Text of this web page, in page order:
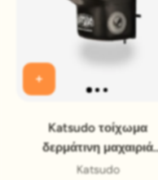
Katsudo τοίχωμα
δερμάτινη μαχαιριά
μαξιλάρι Pacton, μαύρο
Katsudo